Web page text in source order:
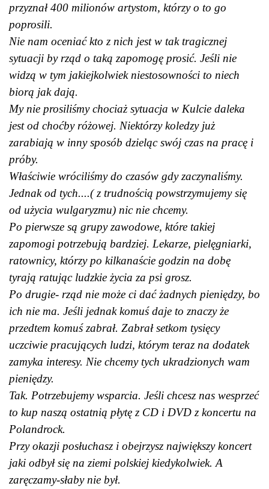
przyznał 400 milionów artystom, którzy o to go
poprosili.
Nie nam oceniać kto z nich jest w tak tragicznej
sytuacji by rząd o taką zapomogę prosić. Jeśli nie
widzą w tym jakiejkolwiek niestosowności to niech
biorą jak dają.
My nie prosiliśmy chociaż sytuacja w Kulcie daleka
jest od choćby różowej. Niektórzy koledzy już
zarabiają w inny sposób dzieląc swój czas na pracę i
próby.
Właściwie wróciliśmy do czasów gdy zaczynaliśmy.
Jednak od tych....( z trudnością powstrzymujemy się
od użycia wulgaryzmu) nic nie chcemy.
Po pierwsze są grupy zawodowe, które takiej
zapomogi potrzebują bardziej. Lekarze, pielęgniarki,
ratownicy, którzy po kilkanaście godzin na dobę
tyrają ratując ludzkie życia za psi grosz.
Po drugie- rząd nie może ci dać żadnych pieniędzy, bo
ich nie ma. Jeśli jednak komuś daje to znaczy że
przedtem komuś zabrał. Zabrał setkom tysięcy
uczciwie pracujących ludzi, którym teraz na dodatek
zamyka interesy. Nie chcemy tych ukradzionych wam
pieniędzy.
Tak. Potrzebujemy wsparcia. Jeśli chcesz nas wesprzeć
to kup naszą ostatnią płytę z CD i DVD z koncertu na
Polandrock.
Przy okazji posłuchasz i obejrzysz największy koncert
jaki odbył się na ziemi polskiej kiedykolwiek. A
zaręczamy-słaby nie był.